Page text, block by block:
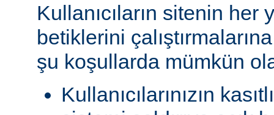
Kullanıcıların sitenin her
betiklerini
şu koşullarda mümkün
Kullanıcılarınızın